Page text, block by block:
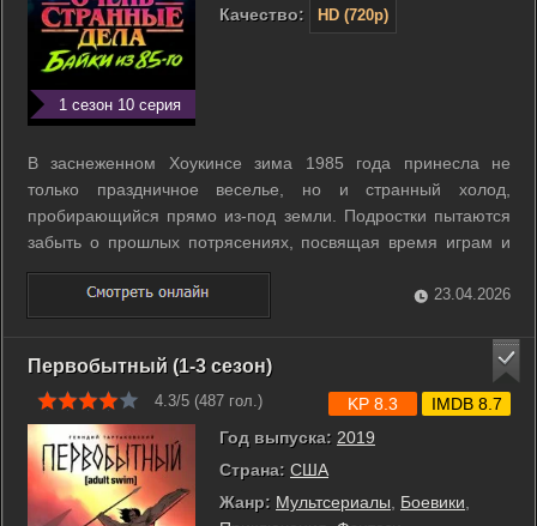
1 сезон 10 серия
Качество:
HD (720p)
В заснеженном Хоукинсе зима 1985 года принесла не
только праздничное веселье, но и странный холод,
пробирающийся прямо из-под земли. Подростки пытаются
забыть о прошлых потрясениях, посвящая время играм и
неловким свиданиям под ледяным небом Индианы. Однако
привычную идиллию нарушают пугающие аномалии,
порожденные искаженной материей Изнанки. По ...
23.04.2026
Первобытный (1-3 сезон)
4.3/5 (487 гол.)
Год выпуска: 2019
Страна: США
Жанр: Мультсериалы Боевики
KP 8.3 IMDB 8.7